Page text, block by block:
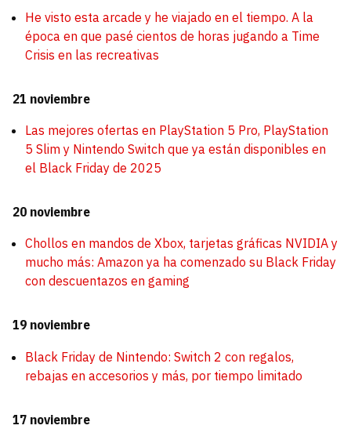
He visto esta arcade y he viajado en el tiempo. A la
época en que pasé cientos de horas jugando a Time
Crisis en las recreativas
21 noviembre
Las mejores ofertas en PlayStation 5 Pro, PlayStation
5 Slim y Nintendo Switch que ya están disponibles en
el Black Friday de 2025
20 noviembre
Chollos en mandos de Xbox, tarjetas gráficas NVIDIA y
mucho más: Amazon ya ha comenzado su Black Friday
con descuentazos en gaming
19 noviembre
Black Friday de Nintendo: Switch 2 con regalos,
rebajas en accesorios y más, por tiempo limitado
17 noviembre